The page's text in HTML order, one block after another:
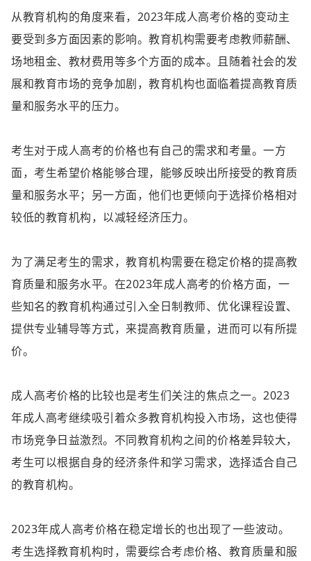
从教育机构的角度来看，2023年成人高考价格的变动主
要受到多方面因素的影响。教育机构需要考虑教师薪酬、
场地租金、教材费用等多个方面的成本。且随着社会的发
展和教育市场的竞争加剧，教育机构也面临着提高教育质
量和服务水平的压力。
考生对于成人高考的价格也有自己的需求和考量。一方
面，考生希望价格能够合理，能够反映出所接受的教育质
量和服务水平；另一方面，他们也更倾向于选择价格相对
较低的教育机构，以减轻经济压力。
为了满足考生的需求，教育机构需要在稳定价格的提高教
育质量和服务水平。在2023年成人高考的价格方面，一
些知名的教育机构通过引入全日制教师、优化课程设置、
提供专业辅导等方式，来提高教育质量，进而可以有所提
价。
成人高考价格的比较也是考生们关注的焦点之一。2023
年成人高考继续吸引着众多教育机构投入市场，这也使得
市场竞争日益激烈。不同教育机构之间的价格差异较大，
考生可以根据自身的经济条件和学习需求，选择适合自己
的教育机构。
2023年成人高考价格在稳定增长的也出现了一些波动。
考生选择教育机构时，需要综合考虑价格、教育质量和服